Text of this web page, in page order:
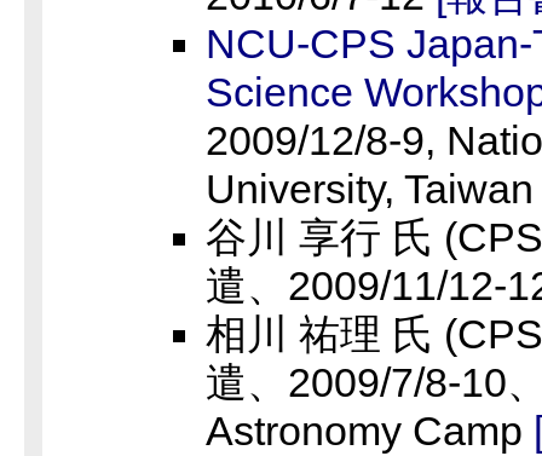
NCU-CPS
Science
2009/12/8-9,
University, Taiwan
谷川 享行 氏
遣、2009/11/12-
相川 祐理 氏
遣、2009/7/8-10
Astronomy Camp